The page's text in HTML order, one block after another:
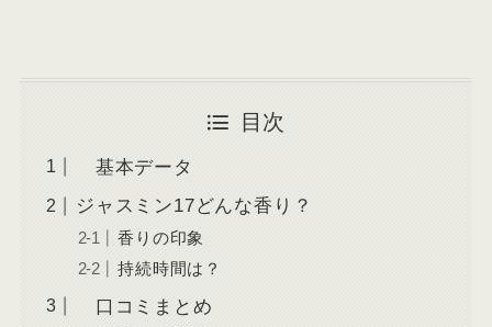
目次
基本データ
ジャスミン17どんな香り？
香りの印象
持続時間は？
口コミまとめ